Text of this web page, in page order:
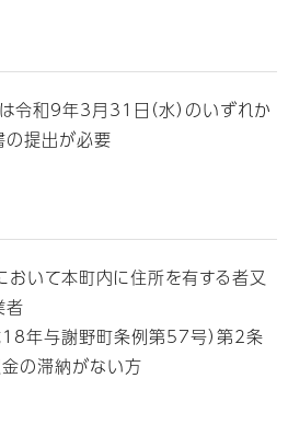
令和9年3月31日（水）のいずれか
の提出が必要
いて本町内に住所を有する者又
者
年与謝野町条例第57号）第2条
の滞納がない方